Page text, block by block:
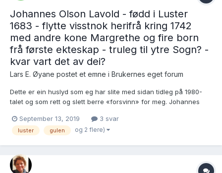
Johannes Olson Lavold - fødd i Luster
1683 - flytte visstnok herifrå kring 1742
med andre kone Margrethe og fire born
frå første ekteskap - truleg til ytre Sogn? -
kvar vart det av dei?
Lars E. Øyane postet et emne i Brukernes eget forum
Dette er ein huslyd som eg har slite med sidan tidleg på 1980-
talet og som rett og slett berre «forsvinn» for meg. Johannes
kona Clara, men andre kona Margretha har han nok henta
utante, kan henda frå Åretun i Lærdal(?). Men s...
September 13, 2019 3 svar
luster gulen og 2 flere)